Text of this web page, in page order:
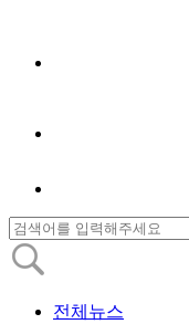
전체뉴스